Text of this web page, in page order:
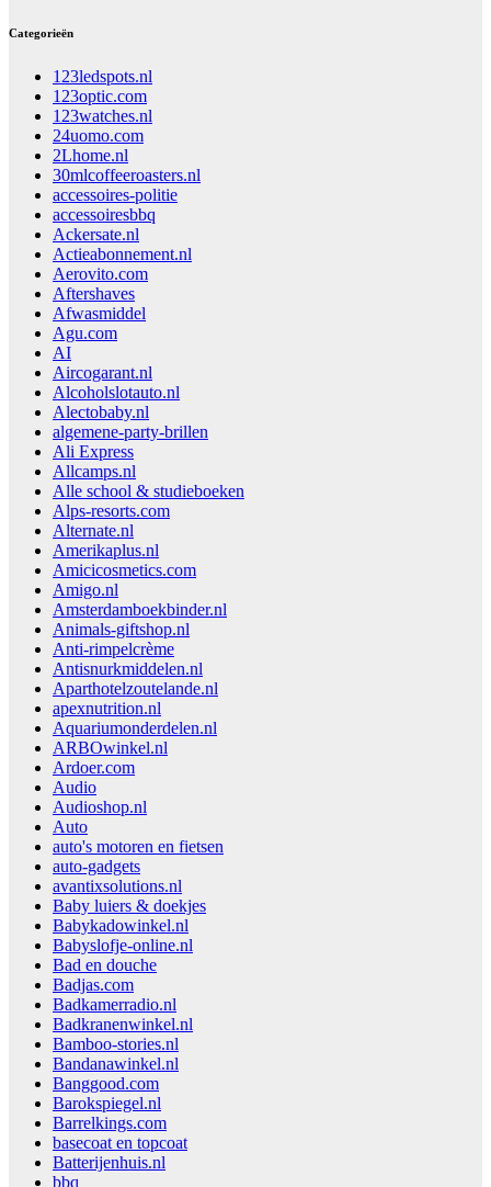
Categorieën
123ledspots.nl
123optic.com
123watches.nl
24uomo.com
2Lhome.nl
30mlcoffeeroasters.nl
accessoires-politie
accessoiresbbq
Ackersate.nl
Actieabonnement.nl
Aerovito.com
Aftershaves
Afwasmiddel
Agu.com
AI
Aircogarant.nl
Alcoholslotauto.nl
Alectobaby.nl
algemene-party-brillen
Ali Express
Allcamps.nl
Alle school & studieboeken
Alps-resorts.com
Alternate.nl
Amerikaplus.nl
Amicicosmetics.com
Amigo.nl
Amsterdamboekbinder.nl
Animals-giftshop.nl
Anti-rimpelcrème
Antisnurkmiddelen.nl
Aparthotelzoutelande.nl
apexnutrition.nl
Aquariumonderdelen.nl
ARBOwinkel.nl
Ardoer.com
Audio
Audioshop.nl
Auto
auto's motoren en fietsen
auto-gadgets
avantixsolutions.nl
Baby luiers & doekjes
Babykadowinkel.nl
Babyslofje-online.nl
Bad en douche
Badjas.com
Badkamerradio.nl
Badkranenwinkel.nl
Bamboo-stories.nl
Bandanawinkel.nl
Banggood.com
Barokspiegel.nl
Barrelkings.com
basecoat en topcoat
Batterijenhuis.nl
bbq